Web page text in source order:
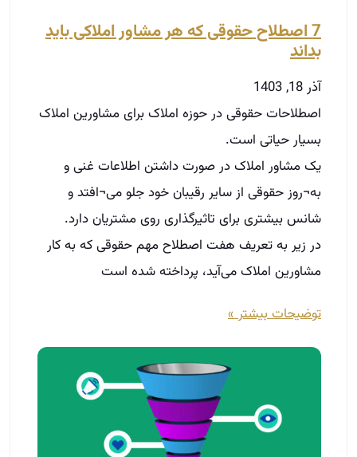
7 اصطلاح حقوقی که هر مشاور املاکی باید
بداند
آذر 18, 1403
اصطلاحات حقوقی در حوزه املاک برای مشاورین املاک
بسیار حیاتی است.
یک مشاور املاک در صورت داشتن اطلاعات غنی و
به¬روز حقوقی از سایر رقیبان خود جلو می¬افتد و
شانس بیشتری برای تاثیرگذاری روی مشتریان دارد.
در زیر به تعریف هفت اصطلاح مهم حقوقی که به کار
مشاورین املاک می‌آید، پرداخته شده است
توضیحات بیشتر »